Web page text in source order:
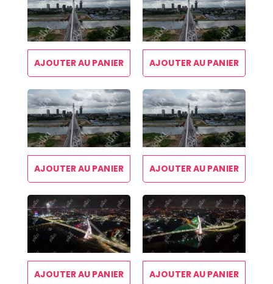
AJOUTER AU PANIER AJOUTER AU PANIER
AJOUTER AU PANIER AJOUTER AU PANIER
AJOUTER AU PANIER AJOUTER AU PANIER